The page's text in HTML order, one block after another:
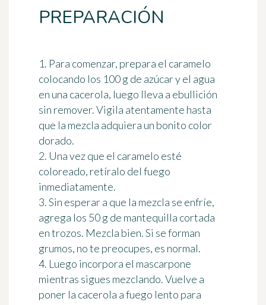
PREPARACIÓN
1. Para comenzar, prepara el caramelo
colocando los 100 g de azúcar y el agua
en una cacerola, luego lleva a ebullición
sin remover. Vigila atentamente hasta
que la mezcla adquiera un bonito color
dorado.
2. Una vez que el caramelo esté
coloreado, retíralo del fuego
inmediatamente.
3. Sin esperar a que la mezcla se enfríe,
agrega los 50 g de mantequilla cortada
en trozos. Mezcla bien. Si se forman
grumos, no te preocupes, es normal.
4. Luego incorpora el mascarpone
mientras sigues mezclando. Vuelve a
poner la cacerola a fuego lento para